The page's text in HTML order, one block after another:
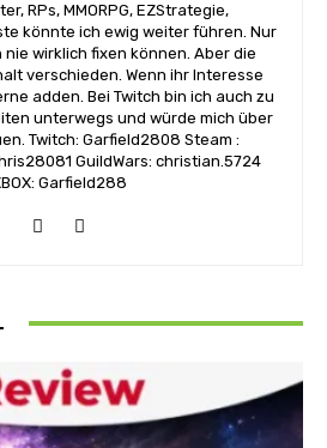
RPs, MMORPG, EZStrategie,
könnte ich ewig weiter führen. Nur
nie wirklich fixen können. Aber die
verschieden. Wenn ihr Interesse
adden. Bei Twitch bin ich auch zu
unterwegs und würde mich über
Twitch: Garfield2808 Steam :
GuildWars: christian.5724
Garfield288